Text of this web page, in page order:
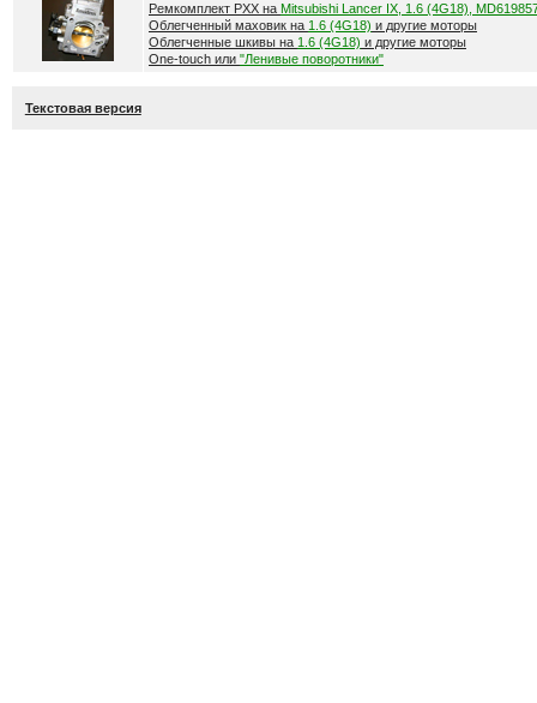
Ремкомплект РХХ на Mitsubishi Lancer IX, 1.6 (4G18),
Облегченный маховик на 1.6 (4G18) и другие моторы
Облегченные шкивы на 1.6 (4G18) и другие моторы
One-touch или "Ленивые поворотники"
Текстовая версия